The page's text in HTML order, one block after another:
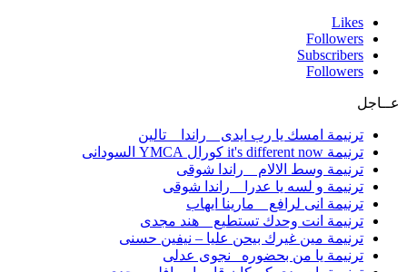
Likes
Followers
Subscribers
Followers
عــاجل
ترنيمة امسك يا رب ايدى _ راندا _ تالين
ترنيمة it's different now كورال YMCA السودانى
ترنيمة وسط الالام _ راندا شوقى
ترنيمة و لسه يا عدرا _ راندا شوقى
ترنيمة انى لرافع _ مارينا ايهاب
ترنيمة انت وحدك تستطيع _ هند مجدى
ترنيمة مين غيرك بيحن عليا – نيفين حسنى
ترنيمة يا من بحضوره _نجوى عدلى